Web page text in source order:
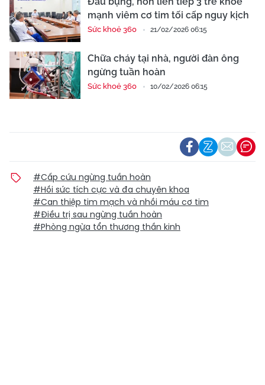
mạnh viêm cơ tim tối cấp nguy kịch
Sức khoẻ 360 21/02/2026 06:15
Chữa cháy tại nhà, người đàn ông
ngừng tuần hoàn
Sức khoẻ 360 10/02/2026 06:15
#Cấp cứu ngừng tuần hoàn
#Hồi sức tích cực và đa chuyên khoa
#Can thiệp tim mạch và nhồi máu cơ tim
#Điều trị sau ngừng tuần hoàn
#Phòng ngừa tổn thương thần kinh